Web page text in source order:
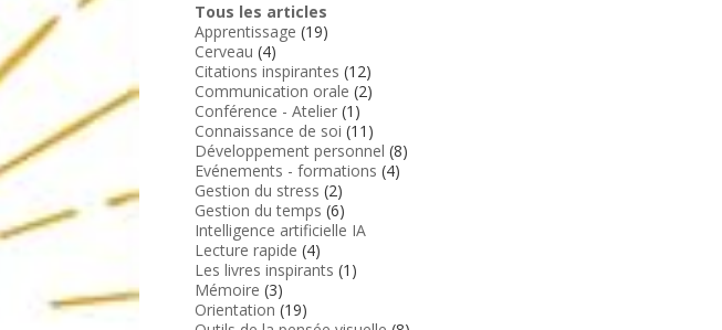
Tous les articles
Apprentissage (19)
Cerveau (4)
Citations inspirantes (12)
Communication orale (2)
Conférence - Atelier (1)
Connaissance de soi (11)
Développement personnel (8)
Evénements - formations (4)
Gestion du stress (2)
Gestion du temps (6)
Intelligence artificielle IA
Lecture rapide (4)
Les livres inspirants (1)
Mémoire (3)
Orientation (19)